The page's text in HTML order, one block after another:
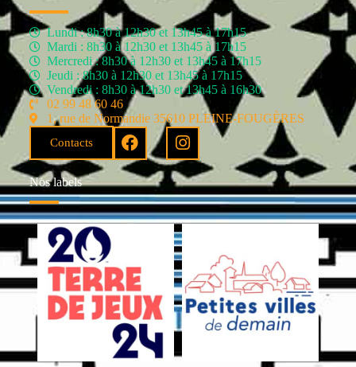
Lundi : 8h30 à 12h30 et 13h45 à 17h15
Mardi : 8h30 à 12h30 et 13h45 à 17h15
Mercredi : 8h30 à 12h30 et 13h45 à 17h15
Jeudi : 8h30 à 12h30 et 13h45 à 17h15
Vendredi : 8h30 à 12h30 et 13h45 à 16h30
02 99 48 60 46
1, rue de Normandie 35610 PLEINE-FOUGÈRES
Contacts
Nos labels